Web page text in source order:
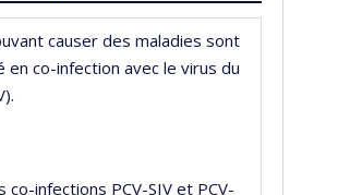
causer des maladies sont
co-infection avec le virus du
infections PCV-SIV et PCV-